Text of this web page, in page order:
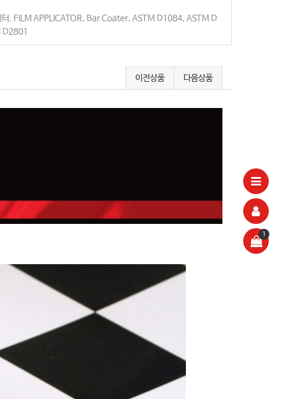
, FILM APPLICATOR, Bar Coater,ASTM D1084,ASTM D
D2801
다음상품
이전상품
1